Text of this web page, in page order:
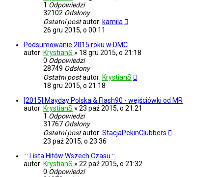
1 Odpowiedzi
32102 Odsłony
Ostatni postautor: kamila
26 gru 2015, o 00:11
Podsumowanie 2015 roku w DMC
autor: KrystianS » 18 gru 2015, o 21:18
0 Odpowiedzi
28749 Odsłony
Ostatni postautor: KrystianS
18 gru 2015, o 21:18
[2015] Mayday Polska & Flash90 - wejściówki od MR
autor: KrystianS » 23 paź 2015, o 21:21
1 Odpowiedzi
31767 Odsłony
Ostatni postautor: StacjaPekinClubbers
23 paź 2015, o 23:36
.:: Lista Hitów Wszech Czasu ::.
autor: KrystianS » 22 paź 2015, o 21:32
0 Odpowiedzi